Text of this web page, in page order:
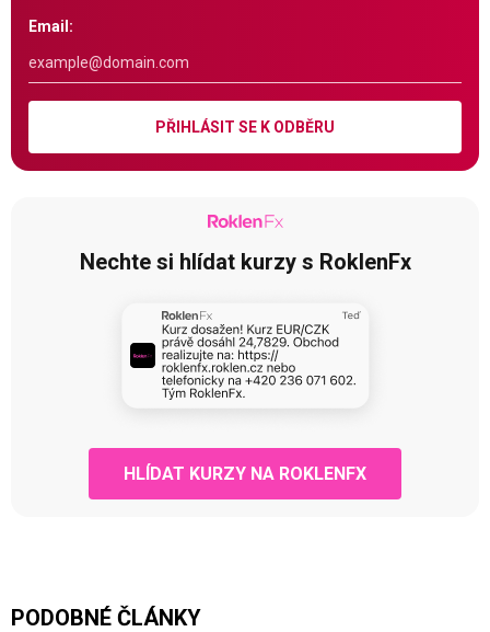
Email:
PŘIHLÁSIT SE K ODBĚRU
Nechte si hlídat kurzy s RoklenFx
HLÍDAT KURZY NA ROKLENFX
PODOBNÉ ČLÁNKY